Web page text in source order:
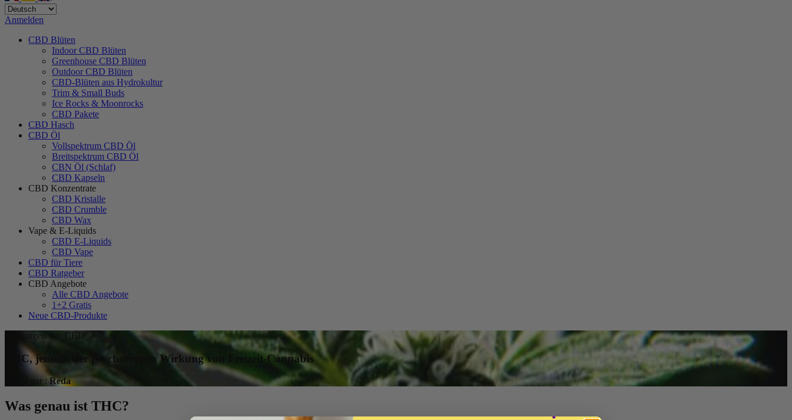
Anmelden
CBD Blüten
Indoor CBD Blüten
Greenhouse CBD Blüten
Outdoor CBD Blüten
CBD-Blüten aus Hydrokultur
Trim & Small Buds
Ice Rocks & Moonrocks
CBD Pakete
CBD Hasch
CBD Öl
Vollspektrum CBD Öl
Breitspektrum CBD Öl
CBN Öl (Schlaf)
CBD Kapseln
CBD Konzentrate
CBD Kristalle
CBD Crumble
CBD Wax
Vape & E-Liquids
CBD E-Liquids
CBD Vape
CBD für Tiere
CBD Ratgeber
CBD Angebote
Alle CBD Angebote
1+2 Gratis
Neue CBD-Produkte
Wirkungen von CBD
THC, jenseits der psychotropen Wirkung von Freizeit-Cannabis
Publié par :Reda
Was genau ist THC?